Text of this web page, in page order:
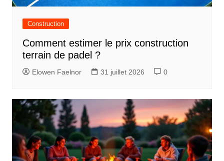
Construction
Comment estimer le prix construction
terrain de padel ?
Elowen Faelnor 31 juillet 2026 0